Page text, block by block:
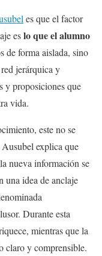
es que el factor
eslo que el alumno
de forma aislada, sino
jerárquica y
y proposiciones que
vida.
este no se
explica que
nueva información se
una idea de anclaje
Durante esta
mientras que la
claro y comprensible.